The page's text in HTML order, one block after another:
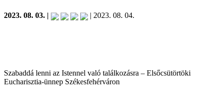
2023. 08. 03. | | 2023. 08. 04.
Szabaddá lenni az Istennel való találkozásra – Elsőcsütörtöki
Eucharisztia-ünnep Székesfehérváron